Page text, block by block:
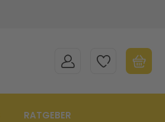
MEIN KONTOMEINE WUNSCHLISTE
RATGEBER